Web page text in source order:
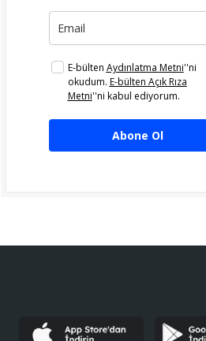
E-bülten Aydınlatma Metni''ni
okudum. E-bülten Açık Rıza
Metni''ni kabul ediyorum.
Abone Ol